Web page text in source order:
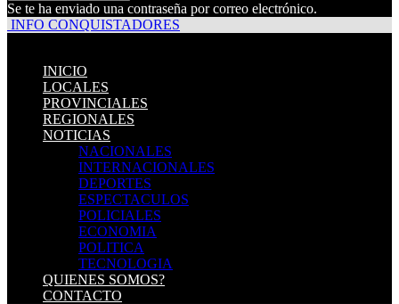
Se te ha enviado una contraseña por correo electrónico.
INFO CONQUISTADORES
INICIO
LOCALES
PROVINCIALES
REGIONALES
NOTICIAS
NACIONALES
INTERNACIONALES
DEPORTES
ESPECTACULOS
POLICIALES
ECONOMIA
POLITICA
TECNOLOGIA
QUIENES SOMOS?
CONTACTO